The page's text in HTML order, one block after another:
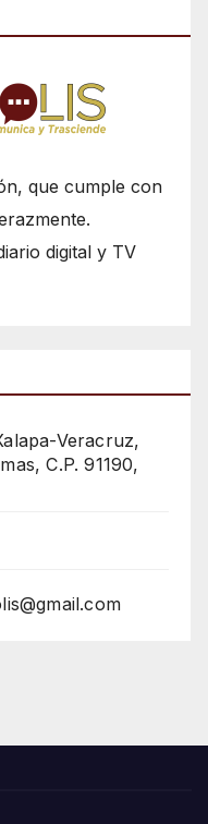
que cumple con
digital y TV
Veracruz,
C.P. 91190,